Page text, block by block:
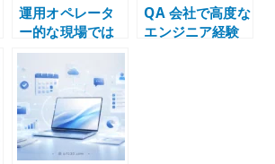
運用オペレータ
ー的な現場では
エンジニア経験
を積みにくい
QA 会社で高度な
エンジニア経験